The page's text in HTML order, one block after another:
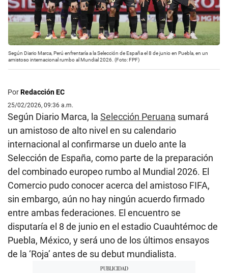
Según Diario Marca, Perú enfrentaría a la Selección de España el 8 de junio en Puebla, en un
amistoso internacional rumbo al Mundial 2026. (Foto: FPF)
PorRedacción EC
25/02/2026, 09:36 a.m.
Según Diario Marca, la Selección Peruana sumará
un amistoso de alto nivel en su calendario
internacional al confirmarse un duelo ante la
Selección de España, como parte de la preparación
del combinado europeo rumbo al Mundial 2026. El
Comercio pudo conocer acerca del amistoso FIFA,
sin embargo, aún no hay ningún acuerdo firmado
entre ambas federaciones. El encuentro se
disputaría el 8 de junio en el estadio Cuauhtémoc de
Puebla, México, y será uno de los últimos ensayos
de la ‘Roja’ antes de su debut mundialista.